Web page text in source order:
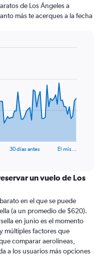
de Los Ángeles a
más te acerques a la fecha
30 días antes El mis…
un vuelo de Los
en el que se puede
(a un promedio de $620).
en junio es el momento
múltiples factores que
comparar aerolíneas,
a los usuarios más opciones